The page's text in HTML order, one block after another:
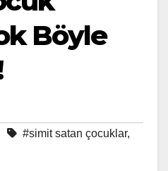
Böyle
#simit satan çocuklar,